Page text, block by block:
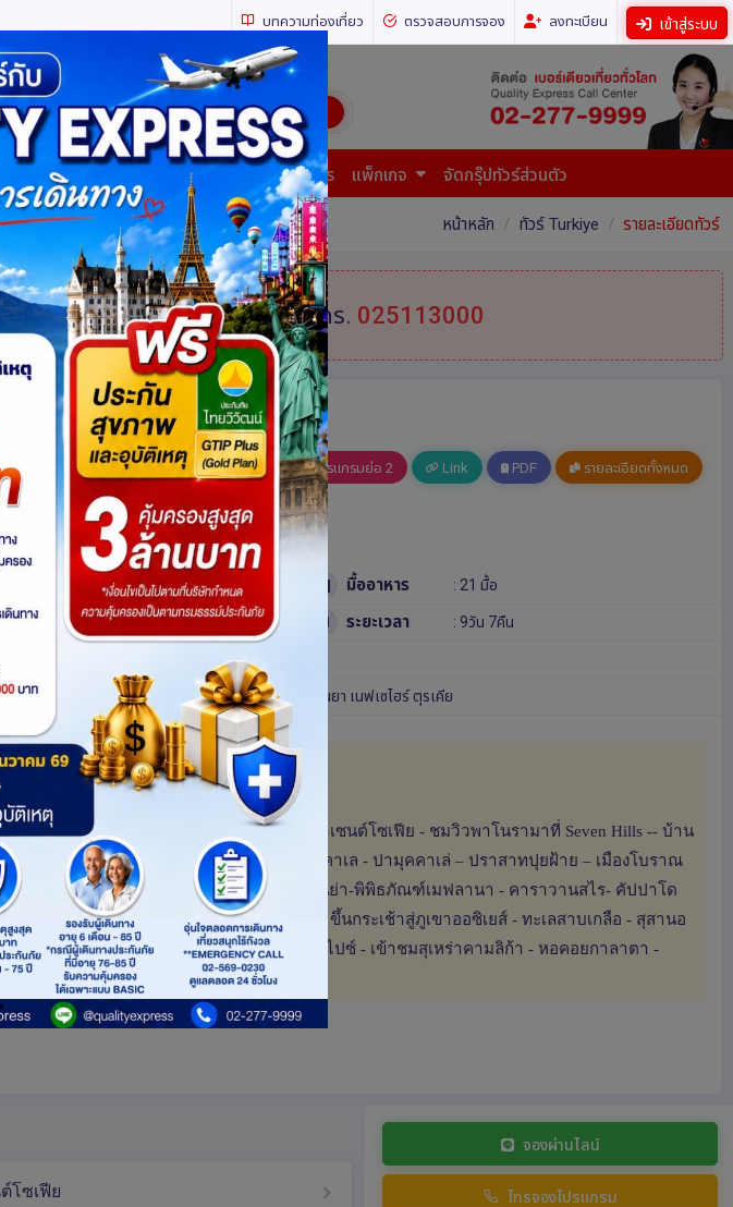
บทความท่องเที่ยว ตรวจสอบการจอง ลงทะเบียน เข้าสู่ระบบ
ยว ทัวร์ ในประเทศ และ ต่างประเทศ (เที่ยวทั่วโลก)
JR Pass เรือสำราญ บริการยื่นเอกสาร แพ็กเกจ จัดกรุ๊ปทัวร์ส่วนตัว
หน้าหลัก ทัวร์ Turkiye รายละเอียดทัวร์
สอบถามสินค้าคล้ายกันได้ที่ โทร. 025113000
(TK)
โปรแกรมย่อ 1 โปรแกรมย่อ 2 Link PDF รายละเอียดทั้งหมด
Out ดูโปรแกรมทัวร์
: SBTIST-TK003 มื้ออาหาร : 21 มื้อ
ระยะเวลา : 9วัน 7คืน
:อังการา อัลทาลยาชานัคคาเลอิสตันบูลไคเซรี คอนยา เนฟเซไฮร์ ตุรเคีย
ไฮไลท์ทัวร์
โปโดรม-เข้าชมสุเหร่าสีน้ำเงิน-ถ่ายรูปสุเหร่าเซนต์โซเฟีย - ชมวิวพาโนรามาที่ Seven Hills -- บ้าน
อร์ฟูล - ชานัคคาเล - ม้าไม้เมืองทรอย - ชานัคคาเล - ปามุคคาเล่ – ปราสาทปุยฝ้าย – เมืองโบราณ
นทัลยา - หอคอยเฮเดรียน - จตุรัสคาเลซี - คอนย่า-พิพิธภัณฑ์เมฟลานา - คาราวานสไร- คัปปาโด
บอลลูน- นครใต้ดิน - เกอเรเม - หุบเขานกพิราบ - ขึ้นกระเช้าสู่ภูเขาออซิเยส์ - ทะเลสาบเกลือ - สุสานอ
- อิสตันบูล - ล่องเรือบอสฟอรัส - ช้อปปิ้งตลาดสไปซ์ - เข้าชมสุเหร่าคามลิก้า - หอคอยกาลาตา -
โซเฟีย
จองผ่านไลน์
โทรจองโปรแกรม